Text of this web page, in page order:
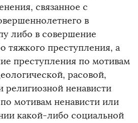
связанное с
в
либо в совершение
тяжкого преступления, а
преступления по мотивам
расовой,
религиозной ненависти
мотивам ненависти или
какой-либо социальной